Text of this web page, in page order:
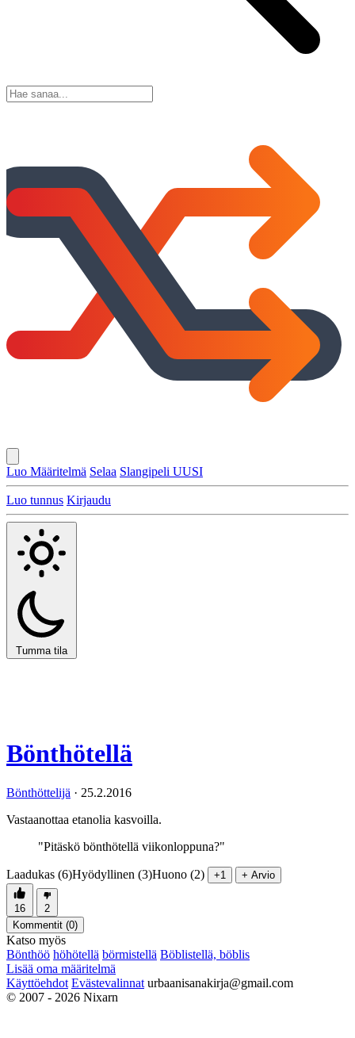
Luo Määritelmä Selaa Slangipeli UUSI
Luo tunnus Kirjaudu
Tumma tila
Bönthötellä
Bönthöttelijä · 25.2.2016
Vastaanottaa etanolia kasvoilla.
"Pitäskö bönthötellä viikonloppuna?"
Laadukas (6)Hyödyllinen (3)Huono (2) +1 + Arvio
16
2
Kommentit (0)
Katso myös
Bönthöö höhötellä börmistellä Böblistellä, böblis
Lisää oma määritelmä
Käyttöehdot Evästevalinnat urbaanisanakirja@gmail.com
© 2007 - 2026 Nixarn